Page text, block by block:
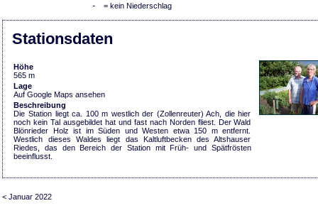
- = kein Niederschlag
Stationsdaten
Höhe
565 m
Lage
Auf Google Maps ansehen
Beschreibung
Die Station liegt ca. 100 m westlich der (Zollenreuter) Ach, die hier
noch kein Tal ausgebildet hat und fast nach Norden fliest. Der Wald
Blönrieder Holz ist im Süden und Westen etwa 150 m entfernt.
Westlich dieses Waldes liegt das Kaltluftbecken des Altshauser
Riedes, das den Bereich der Station mit Früh- und Spätfrösten
beeinflusst.
< Januar 2022